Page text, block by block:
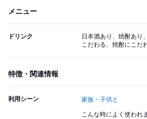
メニュー
ドリンク
日本酒あり、焼酎あり
こだわる、焼酎にこだ
特徴・関連情報
利用シーン 家族・子供と
こんな時によく使われ